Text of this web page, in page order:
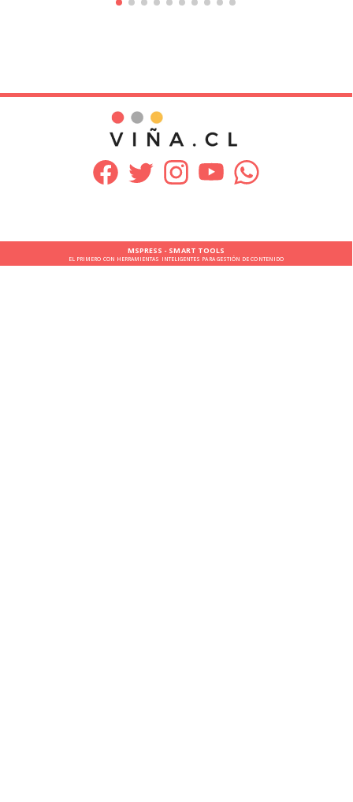
MSPRESS - SMART TOOLS
EL PRIMERO CON HERRAMIENTAS INTELIGENTES PARA GESTIÓN DE CONTENIDO